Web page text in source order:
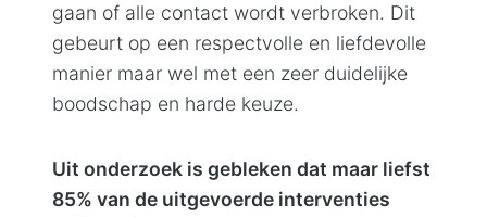
gaan of alle contact wordt verbroken. Dit
gebeurt op een respectvolle en liefdevolle
manier maar wel met een zeer duidelijke
boodschap en harde keuze.
Uit onderzoek is gebleken dat maar liefst
85% van de uitgevoerde interventies